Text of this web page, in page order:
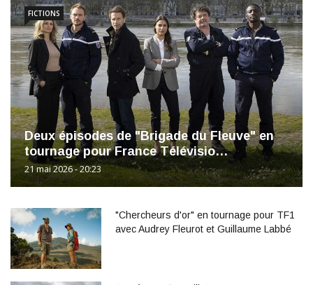
Deux épisodes de "Brigade du Fleuve" en
tournage pour France Télévisio…
21 mai 2026 - 20:23
FICTIONS
"Chercheurs d'or" en tournage pour TF1
avec Audrey Fleurot et Guillaume Labbé